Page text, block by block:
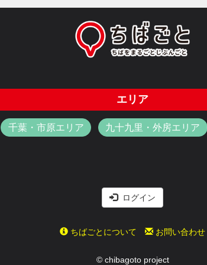
エリア
千葉・市原エリア 九十九里・外房エリア
ログイン
ちばごとについて お問い合わせ
© chibagoto project